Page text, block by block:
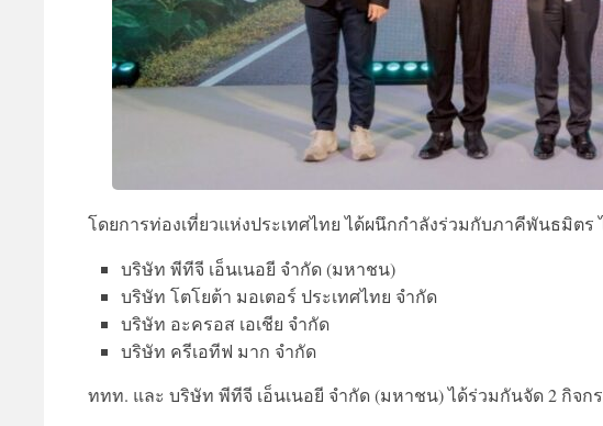
โดยการท่องเที่ยวแห่งประเทศไทย ได้ผนึกกำลังร่วมกับภาคีพันธมิตร
บริษัท พีทีจี เอ็นเนอยี จำกัด (มหาชน)
บริษัท โตโยต้า มอเตอร์ ประเทศไทย จำกัด
บริษัท อะครอส เอเชีย จำกัด
บริษัท ครีเอทีฟ มาก จำกัด
ททท. และ บริษัท พีทีจี เอ็นเนอยี จำกัด (มหาชน) ได้ร่วมกันจัด 2 กิจก